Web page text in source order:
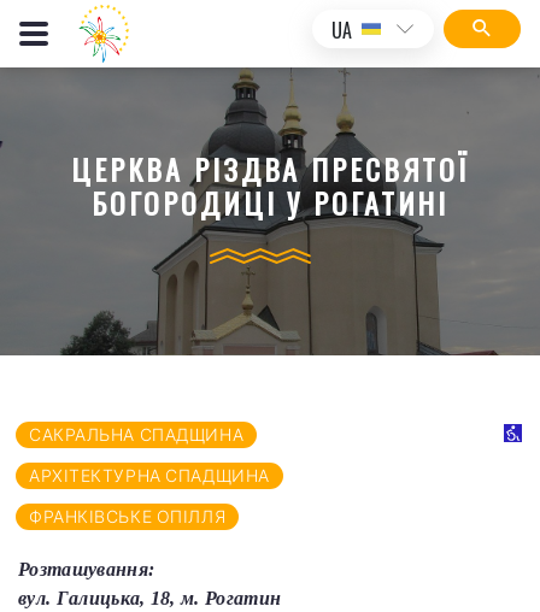
UA
ЦЕРКВА РІЗДВА ПРЕСВЯТОЇ
БОГОРОДИЦІ У РОГАТИНІ
САКРАЛЬНА СПАДЩИНА
АРХІТЕКТУРНА СПАДЩИНА
ФРАНКІВСЬКЕ ОПІЛЛЯ
Розташування:
вул. Галицька, 18, м. Рогатин